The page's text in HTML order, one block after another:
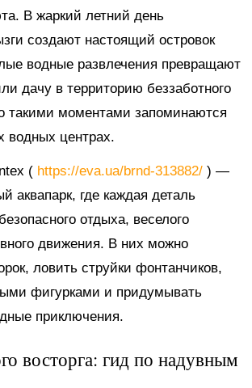
В жаркий летний день
создают настоящий островок
водные развлечения превращают
дачу в территорию беззаботного
такими моментами запоминаются
водных центрах.
( https://eva.ua/brnd-313882/ ) —
аквапарк, где каждая деталь
отдыха, веселого
движения. В них можно
ловить струйки фонтанчиков,
фигурками и придумывать
приключения.
восторга: гид по надувным